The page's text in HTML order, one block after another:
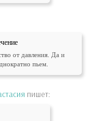
от давления. Да и
пьем.
пишет: